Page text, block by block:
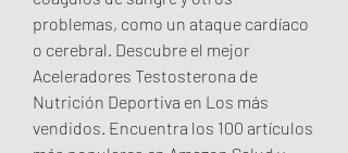
problemas, como un ataque cardíaco
o cerebral. Descubre el mejor
Aceleradores Testosterona de
Nutrición Deportiva en Los más
vendidos. Encuentra los 100 artículos